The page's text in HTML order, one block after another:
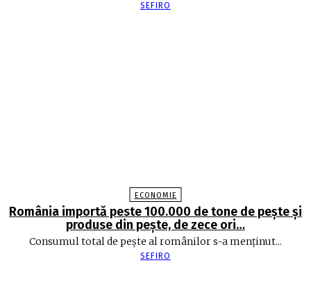
SEFIRO
ECONOMIE
România importă peste 100.000 de tone de peşte şi
produse din peşte, de zece ori…
Consumul total de peşte al ro­mâ­nilor s-a menţinut...
SEFIRO